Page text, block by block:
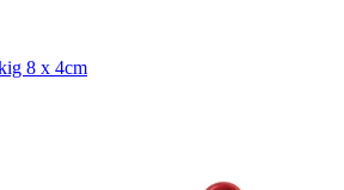
8 x 4cm